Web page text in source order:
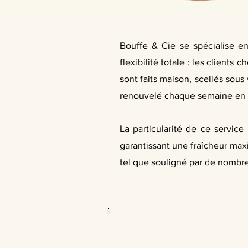
Bouffe & Cie se spécialise
flexibilité totale : les clients
sont faits maison, scellés
renouvelé chaque semaine
La particularité de ce
garantissant une fraîcheur
tel que souligné par de